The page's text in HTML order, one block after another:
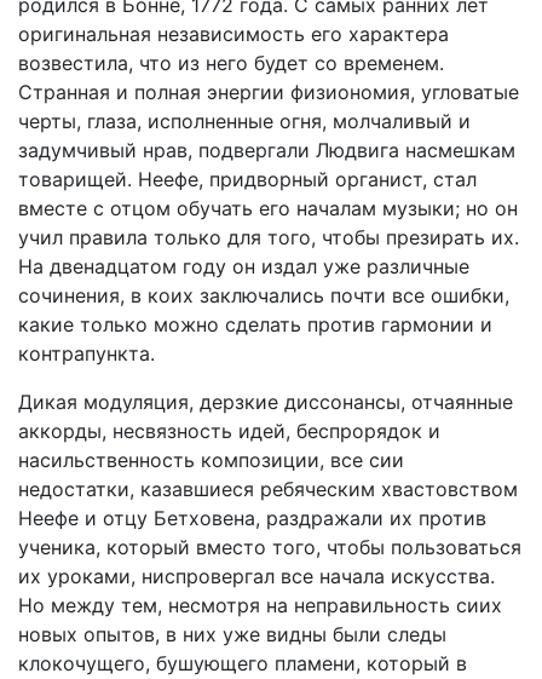
родился в Бонне, 1772 года. С самых ранних лет
оригинальная независимость его характера
возвестила, что из него будет со временем.
Странная и полная энергии физиономия, угловатые
черты, глаза, исполненные огня, молчаливый и
задумчивый нрав, подвергали Людвига насмешкам
товарищей. Неефе, придворный органист, стал
вместе с отцом обучать его началам музыки; но он
учил правила только для того, чтобы презирать их.
На двенадцатом году он издал уже различные
сочинения, в коих заключались почти все ошибки,
какие только можно сделать против гармонии и
контрапункта.
Дикая модуляция, дерзкие диссонансы, отчаянные
аккорды, несвязность идей, беспрорядок и
насильственность композиции, все сии
недостатки, казавшиеся ребяческим хвастовством
Неефе и отцу Бетховена, раздражали их против
ученика, который вместо того, чтобы пользоваться
их уроками, ниспровергал все начала искусства.
Но между тем, несмотря на неправильность сиих
новых опытов, в них уже видны были следы
клокочущего, бушующего пламени, который в